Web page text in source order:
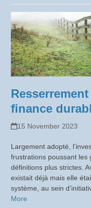
finance
15 November 2023
Largement adopté,
frustrations poussant les
définitions plus strictes.
existait déjà mais elle
système, au sein
More